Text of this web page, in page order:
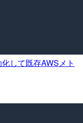
して既存AWSメト